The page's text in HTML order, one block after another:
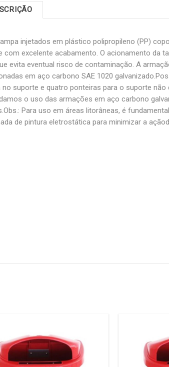
injetados em plástico polipropileno (PP)
com excelente acabamento. O acionamento da
evita eventual risco de contaminação. A
em aço carbono SAE 1020
no suporte e quatro ponteiras para o suporte não
o uso das armações em aço carbono
Para uso em áreas litorâneas, é
de pintura eletrostática para minimizar a